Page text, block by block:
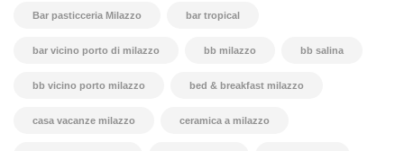
Bar pasticceria Milazzo bar tropical
bar vicino porto di milazzo bb milazzo bb salina
bb vicino porto milazzo bed & breakfast milazzo
casa vacanze milazzo ceramica a milazzo